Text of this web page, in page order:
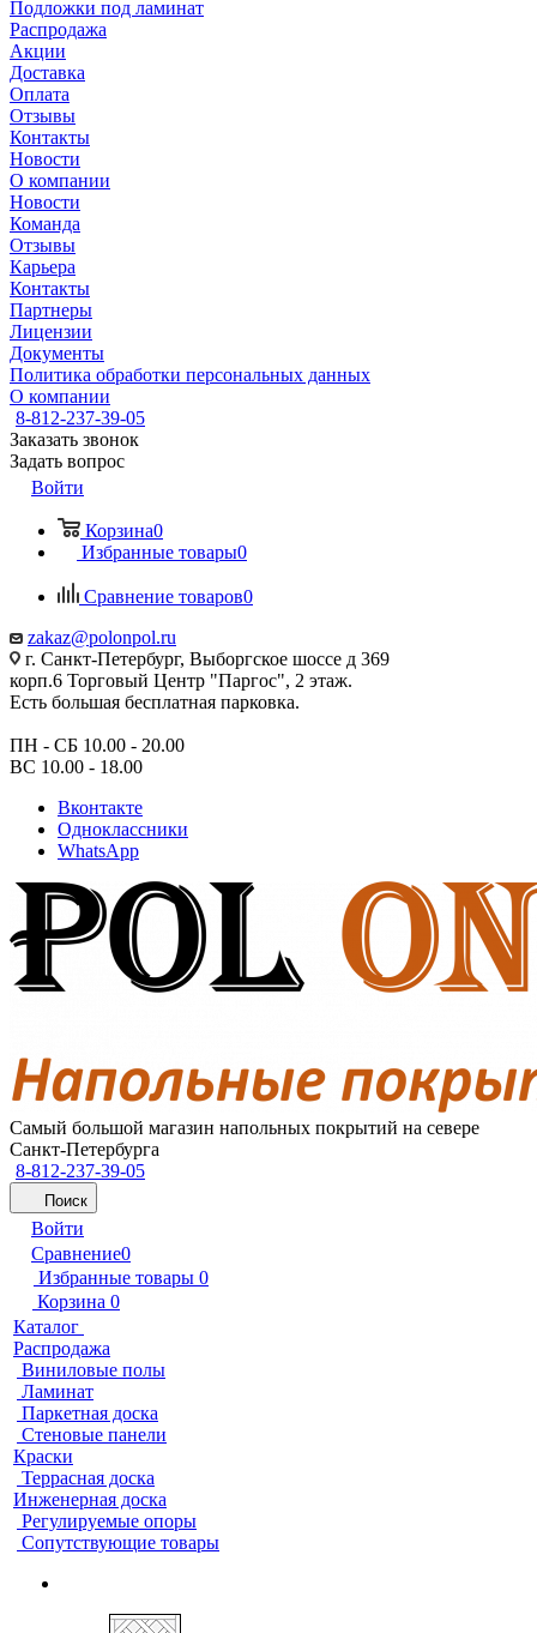
Подложки под ламинат
Распродажа
Акции
Доставка
Оплата
Отзывы
Контакты
Новости
О компании
Новости
Команда
Отзывы
Карьера
Контакты
Партнеры
Лицензии
Документы
Политика обработки персональных данных
О компании
8-812-237-39-05
Заказать звонок
Задать вопрос
Войти
Корзина0
Избранные товары0
Сравнение товаров0
zakaz@polonpol.ru
г. Санкт-Петербург, Выборгское шоссе д 369
корп.6 Торговый Центр "Паргос", 2 этаж.
Есть большая бесплатная парковка.
ПН - СБ 10.00 - 20.00
ВС 10.00 - 18.00
Вконтакте
Одноклассники
WhatsApp
Самый большой магазин напольных покрытий на севере
Санкт-Петербурга
8-812-237-39-05
Поиск
Войти
Сравнение0
Избранные товары 0
Корзина 0
Каталог
Распродажа
Виниловые полы
Ламинат
Паркетная доска
Стеновые панели
Краски
Террасная доска
Инженерная доска
Регулируемые опоры
Сопутствующие товары